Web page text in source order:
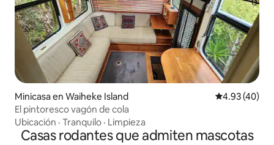
Minicasa en Waiheke Island Calificación
4.93 (40)
El pintoresco vagón de cola
Ubicación · Tranquilo · Limpieza
Casas rodantes que admiten mascotas